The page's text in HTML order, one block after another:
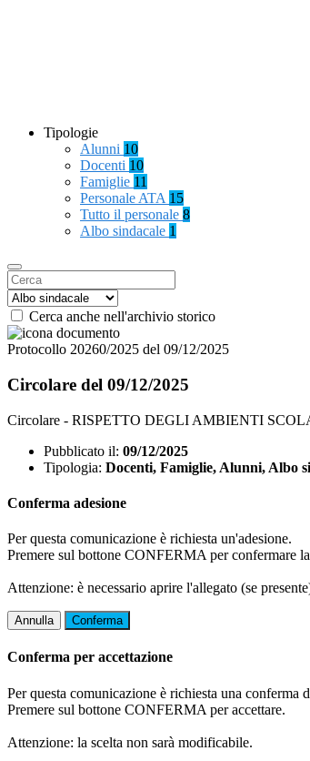
Tipologie
Alunni 10
Docenti 10
Famiglie 11
Personale ATA 15
Tutto il personale 8
Albo sindacale 1
Cerca anche nell'archivio storico
Protocollo 20260/2025 del 09/12/2025
Circolare del 09/12/2025
Circolare - RISPETTO DEGLI AMBIENTI
Pubblicato il: 09/12/2025
Tipologia: Docenti, Famiglie, Alunni, Albo
Conferma adesione
Per questa comunicazione è richiesta un'adesione.
Premere sul bottone CONFERMA per confermare
Attenzione: è necessario aprire l'allegato (se
Annulla Conferma
Conferma per accettazione
Per questa comunicazione è richiesta una conferma
Premere sul bottone CONFERMA per accettare.
Attenzione: la scelta non sarà modificabile.